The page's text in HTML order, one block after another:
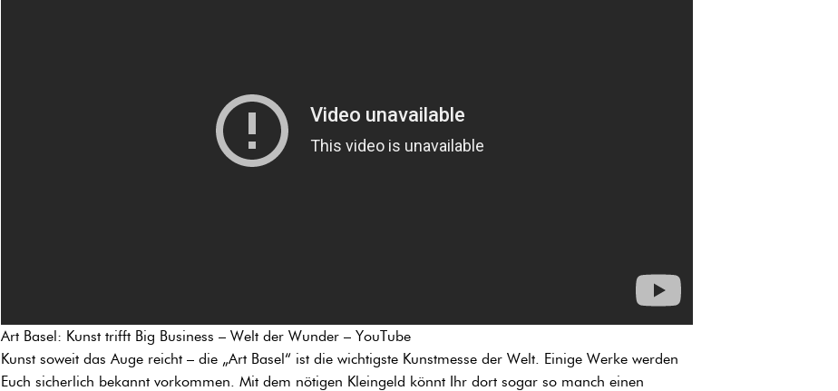
Art Basel: Kunst trifft Big Business – Welt der Wunder – YouTube
Kunst soweit das Auge reicht – die „Art Basel“ ist die wichtigste Kunstmesse der Welt. Einige Werke werden
Euch sicherlich bekannt vorkommen. Mit dem nötigen Kleingeld könnt Ihr dort sogar so manch einen